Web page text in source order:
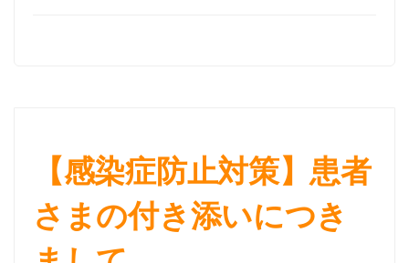
【感染症防止対策】患者
さまの付き添いにつき